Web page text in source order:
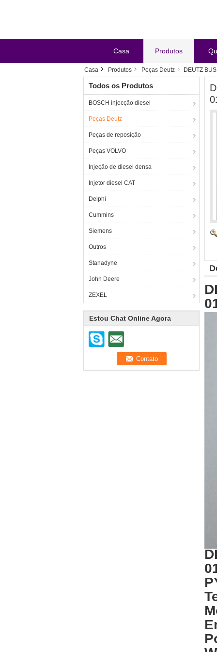
Casa Produtos
Casa Produtos Peças Deutz DEUTZ
Todos os Produtos
BOSCH injecção diesel
Peças Deutz
Peças de reposição
Peças VOLVO
Injeção de diesel densa
Injetor diesel CAT
Delphi
Cummins
Siemens
Outros
Stanadyne
John Deere
ZEXEL
Estou Chat Online Agora